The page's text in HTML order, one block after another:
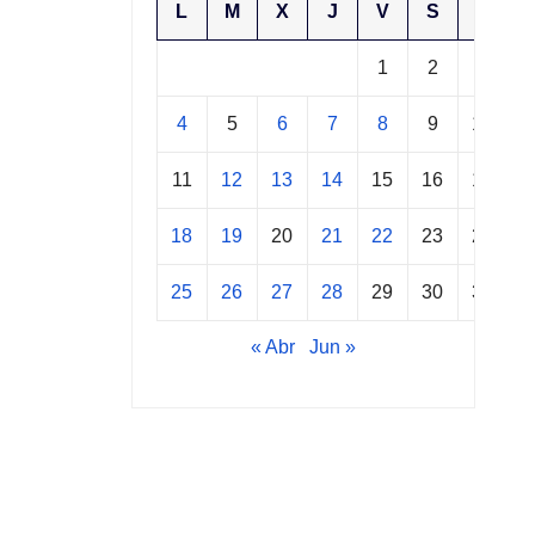
L M X J V S
1 2
4 5 6 7 8 9 10
11 12 13 14 15 16 17
18 19 20 21 22 23 24
25 26 27 28 29 30 31
« Abr Jun »